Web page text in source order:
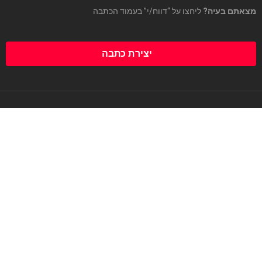
מצאתם בעיה? ליחצו על “דווח/י” בעמוד הכתבה
יצירת כתבה